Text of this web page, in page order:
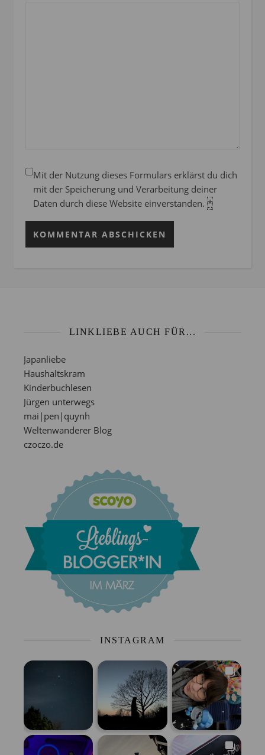
Mit der Nutzung dieses Formulars erklärst du dich
mit der Speicherung und Verarbeitung deiner
Daten durch diese Website einverstanden. *
LINKLIEBE AUCH FÜR...
Japanliebe
Haushaltskram
Kinderbuchlesen
Jürgen unterwegs
mai|pen|quynh
Weltenwanderer Blog
czoczo.de
INSTAGRAM